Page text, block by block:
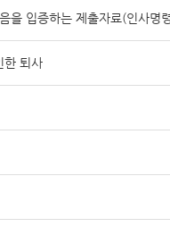
을 입증하는 제출자료(인사명
한 퇴사